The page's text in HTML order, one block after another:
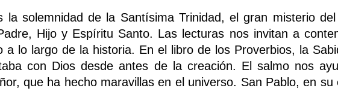
la solemnidad de la Santísima Trinidad, el gran misterio
Hijo y Espíritu Santo. Las lecturas nos invitan a
a lo largo de la historia. En el libro de los Proverbios, la
con Dios desde antes de la creación. El salmo nos
que ha hecho maravillas en el universo. San Pablo, en su